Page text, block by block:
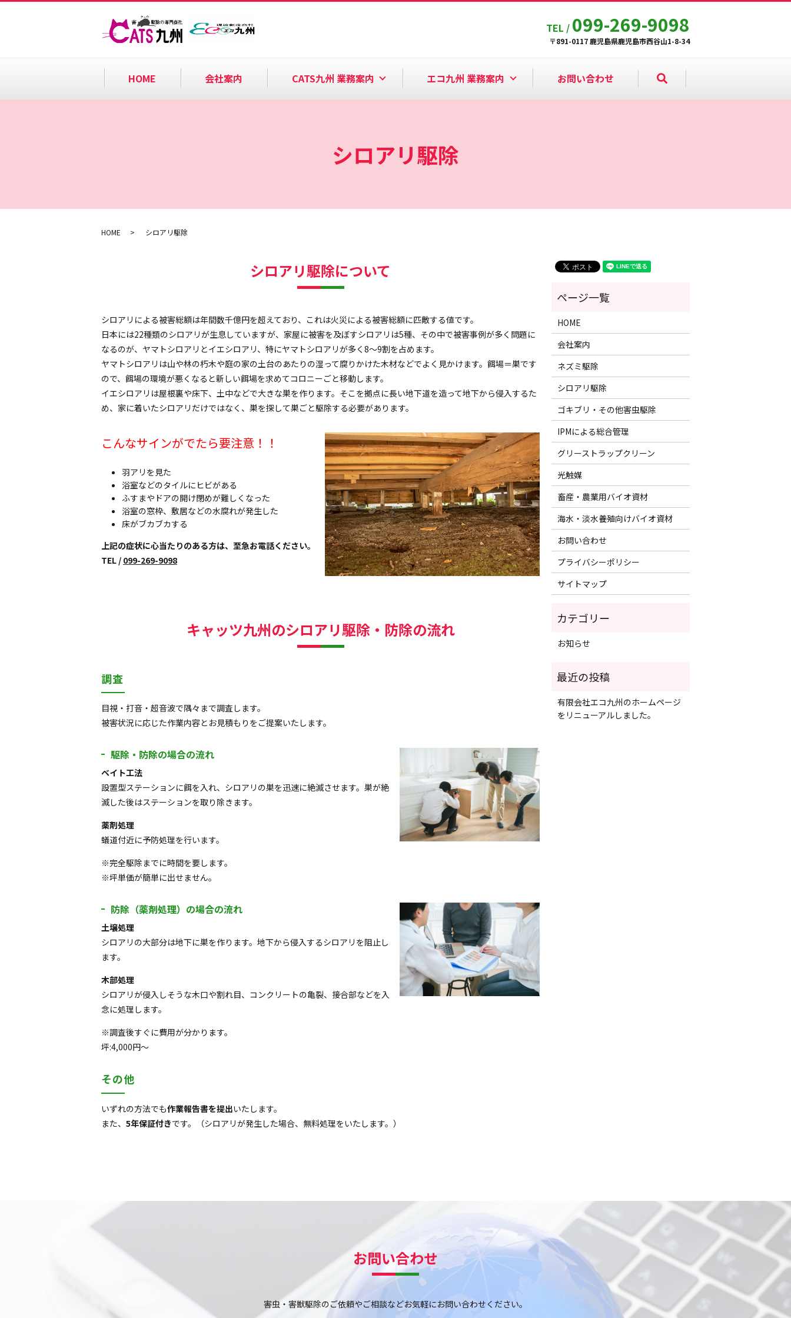
HOME 会社案内 CATS九州 業務案内 エコ九州 業務案内 お問い合わせ search
TEL / 099-269-9098
〒891-0117 鹿児島県鹿児島市西谷山1-8-34
シロアリ駆除
HOME シロアリ駆除
シロアリ駆除について
シロアリによる被害総額は年間数千億円を超えており、これは火災による被害総額に匹敵する値です。
日本には22種類のシロアリが生息していますが、家屋に被害を及ぼすシロアリは5種、その中で被害事例が多く問題に
なるのが、ヤマトシロアリとイエシロアリ、特にヤマトシロアリが多く8～9割を占めます。
ヤマトシロアリは山や林の朽木や庭の家の土台のあたりの湿って腐りかけた木材などでよく見かけます。餌場＝巣です
ので、餌場の環境が悪くなると新しい餌場を求めてコロニーごと移動します。
イエシロアリは屋根裏や床下、土中などで大きな巣を作ります。そこを拠点に長い地下道を造って地下から侵入するた
め、家に着いたシロアリだけではなく、巣を探して巣ごと駆除する必要があります。
こんなサインがでたら要注意！！
羽アリを見た
浴室などのタイルにヒビがある
ふすまやドアの開け閉めが難しくなった
浴室の窓枠、敷居などの水腐れが発生した
床がブカブカする
上記の症状に心当たりのある方は、至急お電話ください。
TEL / 099-269-9098
キャッツ九州のシロアリ駆除・防除の流れ
調査
目視・打音・超音波で隅々まで調査します。
被害状況に応じた作業内容とお見積もりをご提案いたします。
駆除・防除の場合の流れ
ベイト工法
設置型ステーションに餌を入れ、シロアリの巣を迅速に絶滅させます。巣が絶
滅した後はステーションを取り除きます。
薬剤処理
蟻道付近に予防処理を行います。
※完全駆除までに時間を要します。
※坪単価が簡単に出せません。
防除（薬剤処理）の場合の流れ
土壌処理
シロアリの大部分は地下に巣を作ります。地下から侵入するシロアリを阻止し
ます。
木部処理
シロアリが侵入しそうな木口や割れ目、コンクリートの亀裂、接合部などを入
念に処理します。
※調査後すぐに費用が分かります。
坪:4,000円～
その他
いずれの方法でも作業報告書を提出いたします。
また、 5年保証付きです。（シロアリが発生した場合、無料処理をいたします。）
HOME
会社案内
ネズミ駆除
シロアリ駆除
ゴキブリ・その他害虫駆除
IPMによる総合管理
グリーストラップクリーン
光触媒
畜産・農業用バイオ資材
海水・淡水養殖向けバイオ資材
お問い合わせ
プライバシーポリシー
サイトマップ
お知らせ
有限会社エコ九州のホームページ
をリニューアルしました。
お問い合わせ
害虫・害獣駆除のご依頼やご相談などお気軽にお問い合わせください。